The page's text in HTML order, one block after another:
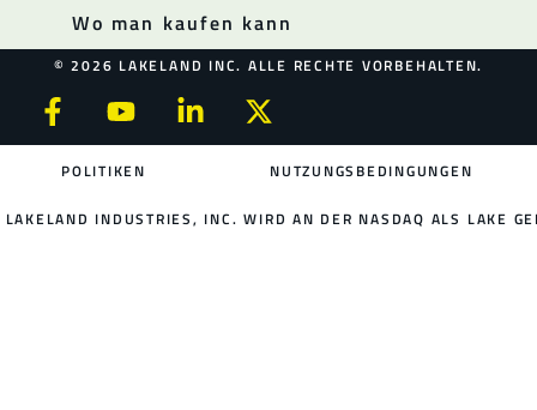
Wo man kaufen kann
© 2026 LAKELAND INC. ALLE RECHTE VORBEHALTEN.
POLITIKEN NUTZUNGSBEDINGUNGEN
LAKELAND INDUSTRIES, INC. WIRD AN DER NASDAQ ALS LAKE